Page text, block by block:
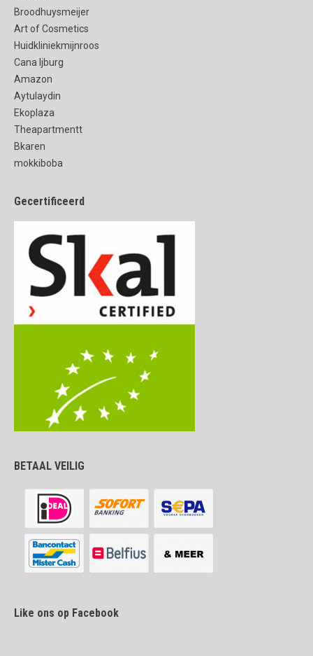
Broodhuysmeijer
Art of Cosmetics
Huidkliniekmijnroos
Cana Ijburg
Amazon
Aytulaydin
Ekoplaza
Theapartmentt
Bkaren
mokkiboba
Gecertificeerd
BETAAL VEILIG
Like ons op Facebook